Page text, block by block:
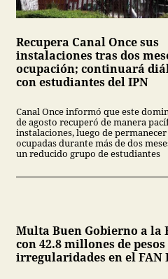
Recupera Canal Once sus
instalaciones tras dos
ocupación; continuará
con estudiantes del IPN
Canal Once informó que este
de agosto recuperó de manera
instalaciones, luego de permanecer
ocupadas durante más de dos
un reducido grupo de estudiantes
Multa Buen Gobierno a la
con 42.8 millones de
irregularidades en el FAN